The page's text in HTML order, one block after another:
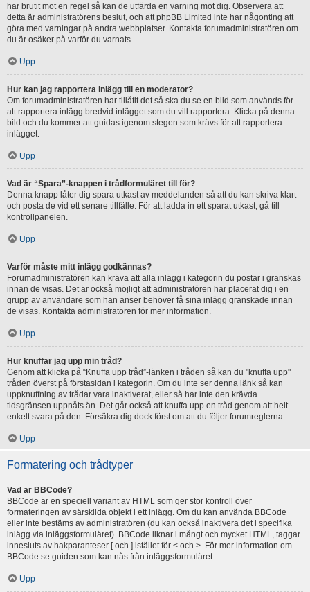
har brutit mot en regel så kan de utfärda en varning mot dig. Observera att
detta är administratörens beslut, och att phpBB Limited inte har någonting att
göra med varningar på andra webbplatser. Kontakta forumadministratören om
du är osäker på varför du varnats.
Upp
Hur kan jag rapportera inlägg till en moderator?
Om forumadministratören har tillåtit det så ska du se en bild som används för
att rapportera inlägg bredvid inlägget som du vill rapportera. Klicka på denna
bild och du kommer att guidas igenom stegen som krävs för att rapportera
inlägget.
Upp
Vad är “Spara”-knappen i trådformuläret till för?
Denna knapp låter dig spara utkast av meddelanden så att du kan skriva klart
och posta de vid ett senare tillfälle. För att ladda in ett sparat utkast, gå till
kontrollpanelen.
Upp
Varför måste mitt inlägg godkännas?
Forumadministratören kan kräva att alla inlägg i kategorin du postar i granskas
innan de visas. Det är också möjligt att administratören har placerat dig i en
grupp av användare som han anser behöver få sina inlägg granskade innan
de visas. Kontakta administratören för mer information.
Upp
Hur knuffar jag upp min tråd?
Genom att klicka på “Knuffa upp tråd”-länken i tråden så kan du "knuffa upp"
tråden överst på förstasidan i kategorin. Om du inte ser denna länk så kan
uppknuffning av trådar vara inaktiverat, eller så har inte den krävda
tidsgränsen uppnåts än. Det går också att knuffa upp en tråd genom att helt
enkelt svara på den. Försäkra dig dock först om att du följer forumreglerna.
Upp
Formatering och trådtyper
Vad är BBCode?
BBCode är en speciell variant av HTML som ger stor kontroll över
formateringen av särskilda objekt i ett inlägg. Om du kan använda BBCode
eller inte bestäms av administratören (du kan också inaktivera det i specifika
inlägg via inläggsformuläret). BBCode liknar i mångt och mycket HTML, taggar
innesluts av hakparanteser [ och ] istället för < och >. För mer information om
BBCode se guiden som kan nås från inläggsformuläret.
Upp